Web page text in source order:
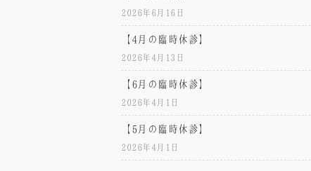
2026年6月16日
【4月の臨時休診】
2026年4月13日
【6月の臨時休診】
2026年4月1日
【5月の臨時休診】
2026年4月1日